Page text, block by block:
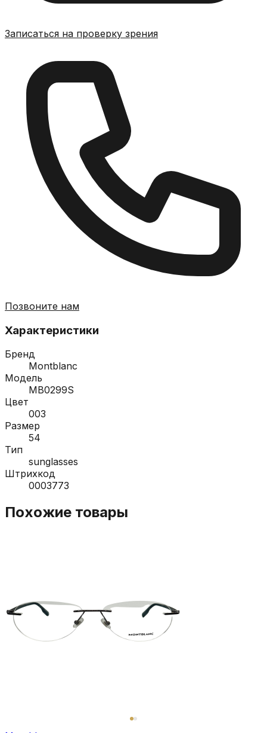
Записаться на проверку зрения
Позвоните нам
Характеристики
Бренд
Montblanc
Модель
MB0299S
Цвет
003
Размер
54
Тип
sunglasses
Штрихкод
0003773
Похожие товары